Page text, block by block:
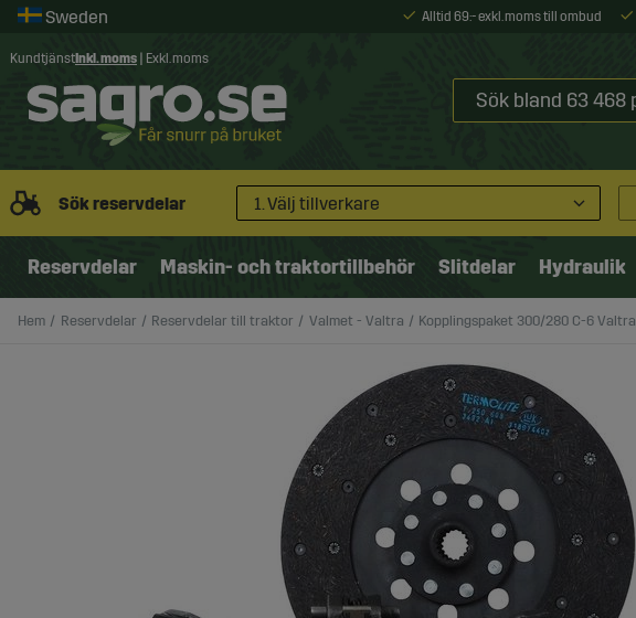
Alltid 69:- exkl. moms till ombud
Kundtjänst Inkl. moms Exkl. moms
Sök reservdelar 1. Välj tillverkare
Reservdelar Maskin- och traktortillbehör Slitdelar Hydraulik
Hem Reservdelar Reservdelar till traktor Valmet - Valtra Kopplingspaket 300/280 C-6 Valtra